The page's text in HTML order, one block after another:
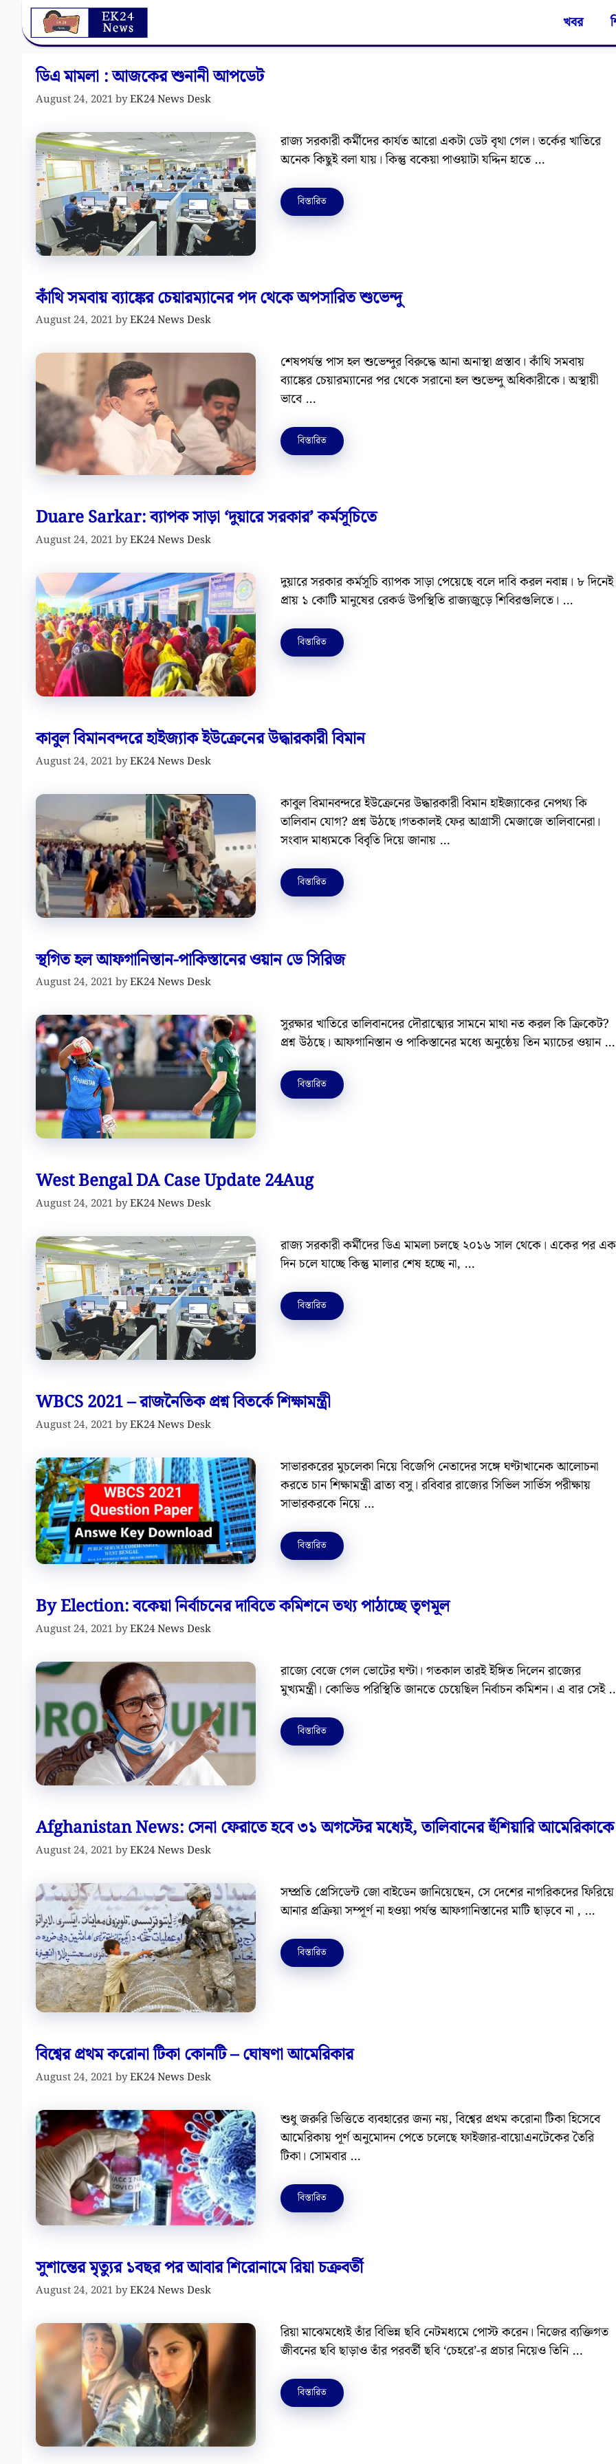
content
খবর
ডিএ মামলা : আজকের শুনানী আপডেট
August 24, 2021 byEK24 News Desk
রাজ্য সরকারী কর্মীদের কার্যত আরো একটা ডেট বৃথা গেল। তর্কের খাতিরে
অনেক কিছুই বলা যায়। কিন্তু বকেয়া পাওয়াটা যদ্দিন হাতে …
বিস্তারিত
কাঁথি সমবায় ব্যাঙ্কের চেয়ারম্যানের পদ থেকে অপসারিত শুভেন্দু
August 24, 2021 byEK24 News Desk
শেষপর্যন্ত পাস হল শুভেন্দুর বিরুদ্ধে আনা অনাস্থা প্রস্তাব। কাঁথি সমবায়
ব্যাঙ্কের চেয়ারম্যানের পর থেকে সরানো হল শুভেন্দু অধিকারীকে। অস্থায়ী
ভাবে …
বিস্তারিত
Duare Sarkar: ব্যাপক সাড়া ‘দুয়ারে সরকার’ কর্মসূচিতে
August 24, 2021 byEK24 News Desk
দুয়ারে সরকার কর্মসূচি ব্যাপক সাড়া পেয়েছে বলে দাবি করল নবান্ন। ৮ দিনেই
প্রায় ১ কোটি মানুষের রেকর্ড উপস্থিতি রাজ্যজুড়ে শিবিরগুলিতে। …
বিস্তারিত
কাবুল বিমানবন্দরে হাইজ্যাক ইউক্রেনের উদ্ধারকারী বিমান
August 24, 2021 byEK24 News Desk
কাবুল বিমানবন্দরে ইউক্রেনের উদ্ধারকারী বিমান হাইজ্যাকের নেপথ্য কি
তালিবান যোগ? প্রশ্ন উঠছে।গতকালই ফের আগ্রাসী মেজাজে তালিবানেরা।
সংবাদ মাধ্যমকে বিবৃতি দিয়ে জানায় …
বিস্তারিত
স্থগিত হল আফগানিস্তান-পাকিস্তানের ওয়ান ডে সিরিজ
August 24, 2021 byEK24 News Desk
সুরক্ষার খাতিরে তালিবানদের দৌরাত্ম্যের সামনে মাথা নত করল কি ক্রিকেট?
প্রশ্ন উঠছে। আফগানিস্তান ও পাকিস্তানের মধ্যে অনুষ্ঠেয় তিন ম্যাচের ওয়ান …
বিস্তারিত
West Bengal DA Case Update 24Aug
August 24, 2021 byEK24 News Desk
রাজ্য সরকারী কর্মীদের ডিএ মামলা চলছে ২০১৬ সাল থেকে। একের পর এক
দিন চলে যাচ্ছে কিন্তু মালার শেষ হচ্ছে না, …
বিস্তারিত
WBCS 2021 – রাজনৈতিক প্রশ্ন বিতর্কে শিক্ষামন্ত্রী
August 24, 2021 byEK24 News Desk
সাভারকরের মুচলেকা নিয়ে বিজেপি নেতাদের সঙ্গে ঘণ্টাখানেক আলোচনা
করতে চান শিক্ষামন্ত্রী ব্রাত্য বসু। রবিবার রাজ্যের সিভিল সার্ভিস পরীক্ষায়
সাভারকরকে নিয়ে …
বিস্তারিত
By Election: বকেয়া নির্বাচনের দাবিতে কমিশনে তথ্য পাঠাচ্ছে তৃণমূল
August 24, 2021 byEK24 News Desk
রাজ্যে বেজে গেল ভোটের ঘণ্টা। গতকাল তারই ইঙ্গিত দিলেন রাজ্যের
মুখ্যমন্ত্রী। কোভিড পরিস্থিতি জানতে চেয়েছিল নির্বাচন কমিশন। এ বার সেই
বিস্তারিত
Afghanistan News: সেনা ফেরাতে হবে ৩১ অগস্টের মধ্যেই, তালিবানের হুঁশিয়ারি আমেরিকাকে
August 24, 2021 byEK24 News Desk
সম্প্রতি প্রেসিডেন্ট জো বাইডেন জানিয়েছেন, সে দেশের নাগরিকদের ফিরিয়ে
আনার প্রক্রিয়া সম্পূর্ণ না হওয়া পর্যন্ত আফগানিস্তানের মাটি ছাড়বে না , …
বিস্তারিত
বিশ্বের প্রথম করোনা টিকা কোনটি – ঘোষণা আমেরিকার
August 24, 2021 byEK24 News Desk
শুধু জরুরি ভিত্তিতে ব্যবহারের জন্য নয়, বিশ্বের প্রথম করোনা টিকা হিসেবে
আমেরিকায় পূর্ণ অনুমোদন পেতে চলেছে ফাইজার-বায়োএনটেকের তৈরি
টিকা। সোমবার …
বিস্তারিত
সুশান্তের মৃত্যুর ১বছর পর আবার শিরোনামে রিয়া চক্রবর্তী
August 24, 2021 byEK24 News Desk
রিয়া মাঝেমধ্যেই তাঁর বিভিন্ন ছবি নেটমধ্যমে পোস্ট করেন। নিজের ব্যক্তিগত
জীবনের ছবি ছাড়াও তাঁর পরবর্তী ছবি ‘চেহরে’-র প্রচার নিয়েও তিনি …
বিস্তারিত